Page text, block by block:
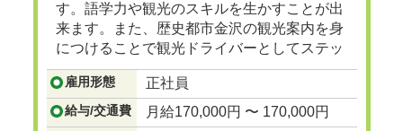
す。語学力や観光のスキルを生かすことが出
来ます。また、歴史都市金沢の観光案内を身
につけることで観光ドライバーとしてステッ
プアップも可能です。...つづきを見る
雇用形態 正社員
給与/交通費 月給170,000円 〜 170,000円